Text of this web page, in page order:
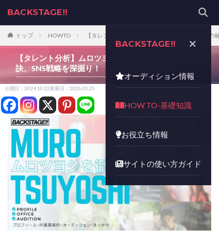
BACKSTAGE!!
BACKSTAGE!!
オーディション情報
HOW TO-基礎知識
お役立ち情報
サイトの使い方ガイド
トップ HOWTO 【タレント分析】ムロツヨシのキャリアと成功
【タレント分析】ムロツヨシのキャリアと成功の秘
訣、SNS戦略を深掘り！【俳優になりたい】
公開日：2024.10.22更新日：2026.05.25